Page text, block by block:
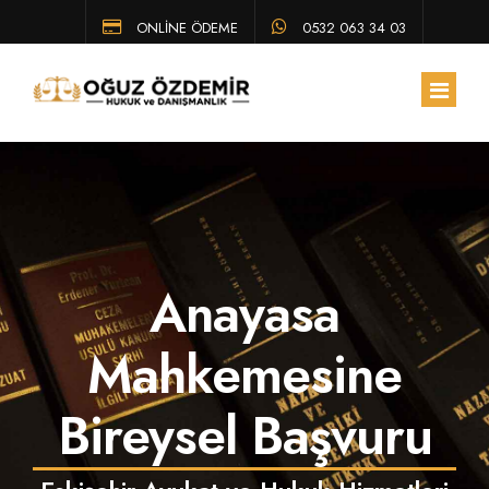
ONLİNE ÖDEME 0532 063 34 03
EKIBIMIZ
ÇALIŞMA ALANLARIMIZ
HUKUK BÜLTENI
Anayasa
Mahkemesine
Bireysel Başvuru